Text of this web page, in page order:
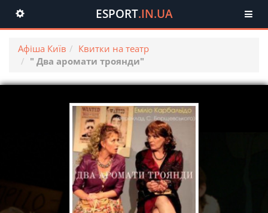
Toggle
navigation
ESPORT.IN.UA
Афіша Київ
Квитки на театр
" Два аромати троянди"